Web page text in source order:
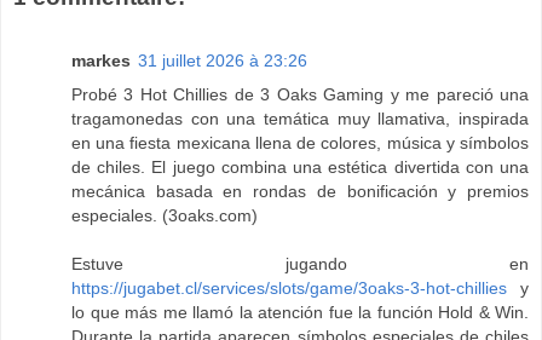
markes 31 juillet 2026 à 23:26
Probé 3 Hot Chillies de 3 Oaks Gaming y me pareció una
tragamonedas con una temática muy llamativa, inspirada
en una fiesta mexicana llena de colores, música y símbolos
de chiles. El juego combina una estética divertida con una
mecánica basada en rondas de bonificación y premios
especiales. (3oaks.com)
Estuve jugando en
https://jugabet.cl/services/slots/game/3oaks-3-hot-chillies y
lo que más me llamó la atención fue la función Hold & Win.